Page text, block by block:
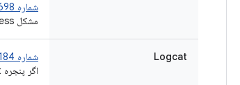
شماره 328960698
مشکل Lint Suppress فقط پس از پاکسازی حافظه پنهان ساخت Gradle شناسایی شد
Logcat
شماره 329866184
اگر پنجره logcat قبل از راه‌اندازی باز نباشد، گزینه Run کار نمی‌کند